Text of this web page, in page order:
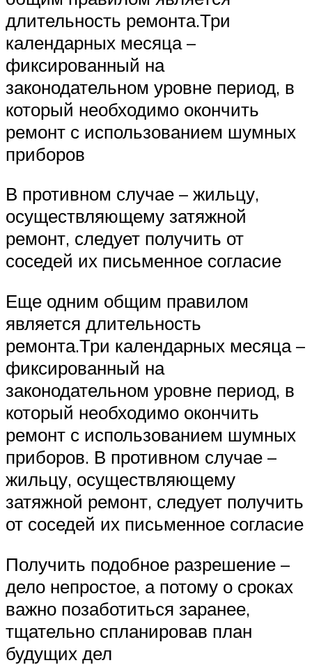
длительность ремонта.Три
календарных месяца –
фиксированный на
законодательном уровне период, в
который необходимо окончить
ремонт с использованием шумных
приборов
В противном случае – жильцу,
осуществляющему затяжной
ремонт, следует получить от
соседей их письменное согласие
Еще одним общим правилом
является длительность
ремонта.Три календарных месяца –
фиксированный на
законодательном уровне период, в
который необходимо окончить
ремонт с использованием шумных
приборов. В противном случае –
жильцу, осуществляющему
затяжной ремонт, следует получить
от соседей их письменное согласие
Получить подобное разрешение –
дело непростое, а потому о сроках
важно позаботиться заранее,
тщательно спланировав план
будущих дел